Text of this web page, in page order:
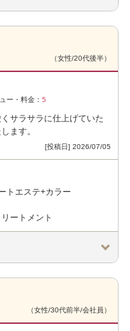
（女性/20代後半）
ー・料金： 5
サラサラに仕上げていた
ます。
[投稿日] 2026/07/05
トエステ+カラー
ートメント
（女性/30代前半/会社員）